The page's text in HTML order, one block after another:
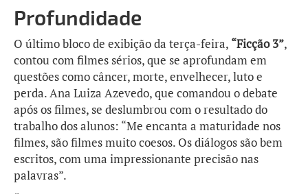
Profundidade
O último bloco de exibição da terça-feira, “Ficção 3”,
contou com filmes sérios, que se aprofundam em
questões como câncer, morte, envelhecer, luto e
perda. Ana Luiza Azevedo, que comandou o debate
após os filmes, se deslumbrou com o resultado do
trabalho dos alunos: “Me encanta a maturidade nos
filmes, são filmes muito coesos. Os diálogos são bem
escritos, com uma impressionante precisão nas
palavras”.